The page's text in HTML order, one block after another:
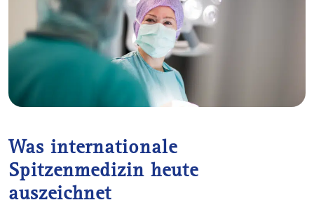
Was internationale
Spitzenmedizin heute
auszeichnet